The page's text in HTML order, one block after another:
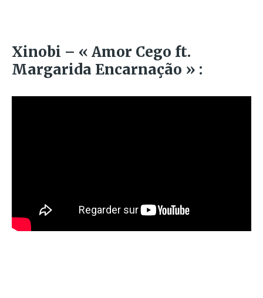
Xinobi – « Amor Cego ft.
Margarida Encarnação » :